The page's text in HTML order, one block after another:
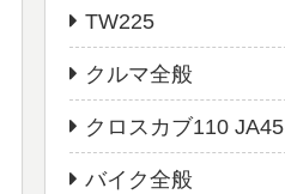
TW225
クルマ全般
クロスカブ110 JA45
バイク全般